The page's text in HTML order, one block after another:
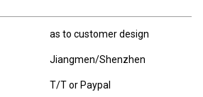
as to customer design
Jiangmen/Shenzhen
T/T or Paypal